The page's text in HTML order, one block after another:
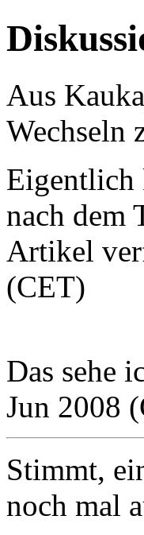
Aus
Wechseln
Eigentlich
nach dem
Artikel
(CET)
Das sehe
Jun 2008
Stimmt,
noch mal